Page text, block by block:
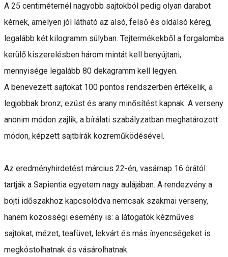
A 25 centiméternél nagyobb sajtokból pedig olyan darabot
kérnek, amelyen jól látható az alsó, felső és oldalsó kéreg,
legalább két kilogramm súlyban. Tejtermékekből a forgalomba
kerülő kiszerelésben három mintát kell benyújtani,
mennyisége legalább 80 dekagramm kell legyen.
A benevezett sajtokat 100 pontos rendszerben értékelik, a
legjobbak bronz, ezüst és arany minősítést kapnak. A verseny
anonim módon zajlik, a bírálati szabályzatban meghatározott
módon, képzett sajtbírák közreműködésével.
Az eredményhirdetést március 22-én, vasárnap 16 órától
tartják a Sapientia egyetem nagy aulájában. A rendezvény a
böjti időszakhoz kapcsolódva nemcsak szakmai verseny,
hanem közösségi esemény is: a látogatók kézműves
sajtokat, mézet, teafüvet, lekvárt és más ínyencségeket is
megkóstolhatnak és vásárolhatnak.